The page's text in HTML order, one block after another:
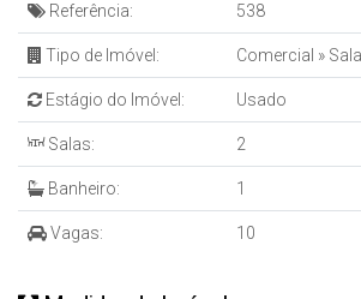
Referência: 538
Tipo de Imóvel: Comercial »
Estágio do Imóvel: Usado
Salas: 2
Banheiro: 1
Vagas: 10